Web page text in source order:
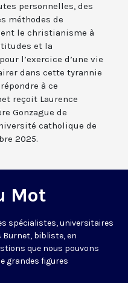
personnelles, des
méthodes de
le christianisme à
et la
l’exercice d’une vie
dans cette tyrannie
à ce
reçoit Laurence
Gonzague de
catholique de
2025.
Mot
spécialistes, universitaires
Burnet, bibliste, en
que nous pouvons
grandes figures